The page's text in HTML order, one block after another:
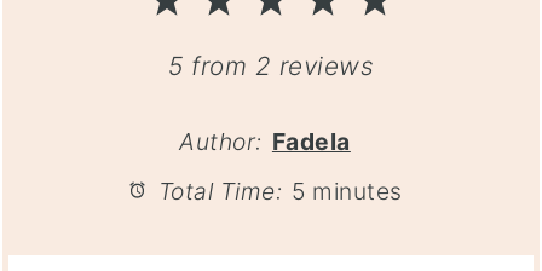
Stars
Stars
Stars
Star
5 from 2 reviews
Author: Fadela
Total Time: 5 minutes